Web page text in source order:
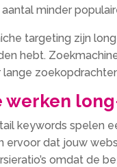
minder
targeting zijn
hebt.​
lange
werken
keywords spelen
ervoor dat jouw
omdat de